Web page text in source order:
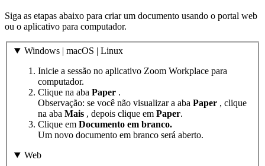
Siga as etapas abaixo para criar um documento usando o portal web
ou o aplicativo para computador.
Windows | macOS | Linux
Inicie a sessão no aplicativo Zoom Workplace para
computador.
Clique na aba Paper .
Observação: se você não visualizar a aba Paper , clique
na aba Mais , depois clique em Paper.
Clique em Documento em branco.
Um novo documento em branco será aberto.
Web